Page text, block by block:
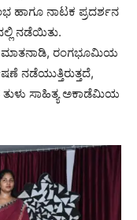
ಹಾಗೂ ನಾಟಕ ಪ್ರದರ್ಶನ
ನಡೆಯಿತು.
ಮಾತನಾಡಿ, ರಂಗಭೂಮಿಯ
ನಡೆಯುತ್ತಿರುತ್ತದೆ,
ತುಳು ಸಾಹಿತ್ಯ ಅಕಾಡೆಮಿಯ